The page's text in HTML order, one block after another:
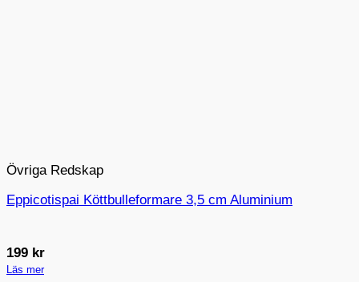
Övriga Redskap
Eppicotispai Köttbulleformare 3,5 cm Aluminium
199 kr
Läs mer